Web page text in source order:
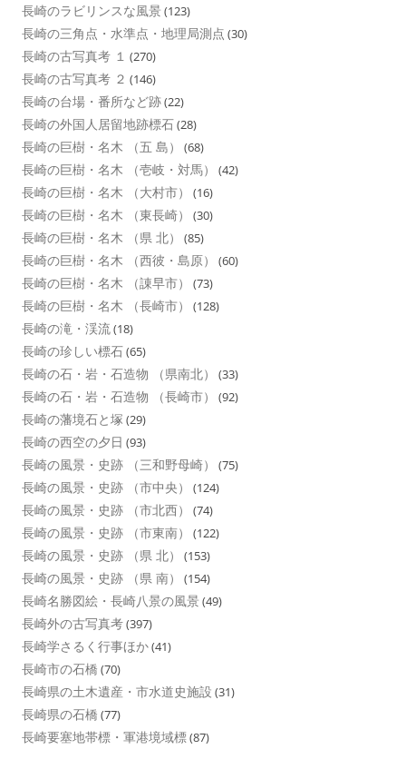
長崎のラビリンスな風景 (123)
長崎の三角点・水準点・地理局測点 (30)
長崎の古写真考 １ (270)
長崎の古写真考 ２ (146)
長崎の台場・番所など跡(22)
長崎の外国人居留地跡標石(28)
長崎の巨樹・名木 （五 島） (68)
長崎の巨樹・名木 （壱岐・対馬） (42)
長崎の巨樹・名木 （大村市） (16)
長崎の巨樹・名木 （東長崎） (30)
長崎の巨樹・名木 （県 北） (85)
長崎の巨樹・名木 （西彼・島原） (60)
長崎の巨樹・名木 （諌早市） (73)
長崎の巨樹・名木 （長崎市） (128)
長崎の滝・渓流(18)
長崎の珍しい標石(65)
長崎の石・岩・石造物 （県南北） (33)
長崎の石・岩・石造物 （長崎市） (92)
長崎の藩境石と塚 (29)
長崎の西空の夕日 (93)
長崎の風景・史跡 （三和野母崎） (75)
長崎の風景・史跡 （市中央） (124)
長崎の風景・史跡 （市北西） (74)
長崎の風景・史跡 （市東南） (122)
長崎の風景・史跡 （県 北） (153)
長崎の風景・史跡 （県 南） (154)
長崎名勝図絵・長崎八景の風景 (49)
長崎外の古写真考(397)
長崎学さるく行事ほか(41)
長崎市の石橋 (70)
長崎県の土木遺産・市水道史施設 (31)
長崎県の石橋 (77)
長崎要塞地帯標・軍港境域標(87)